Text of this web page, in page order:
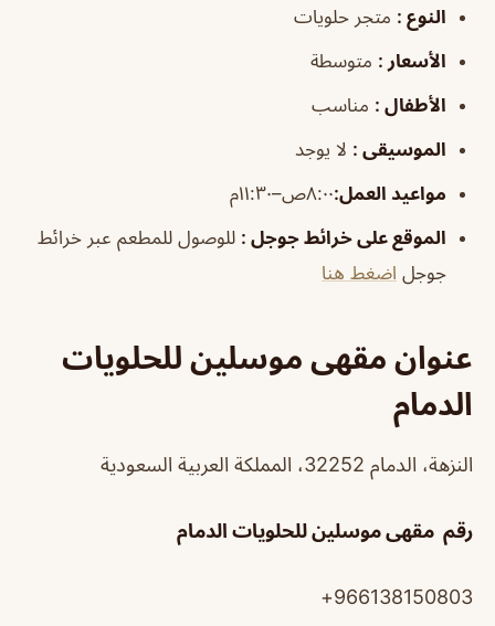
النوع : متجر حلويات
الأسعار : متوسطة
الأطفال : مناسب
الموسيقى : لا يوجد
مواعيد العمل:٨:٠٠ص–١١:٣٠م
الموقع على خرائط جوجل : للوصول للمطعم عبر خرائط
جوجل اضغط هنا
عنوان مقهى موسلين للحلويات
الدمام
النزهة، الدمام 32252، المملكة العربية السعودية
رقم مقهى موسلين للحلويات الدمام
966138150803+